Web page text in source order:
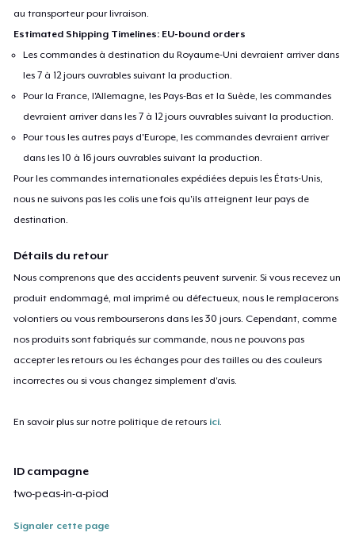
au transporteur pour livraison.
Estimated Shipping Timelines: EU-bound orders
Les commandes à destination du Royaume-Uni devraient arriver dans
les 7 à 12 jours ouvrables suivant la production.
Pour la France, l'Allemagne, les Pays-Bas et la Suède, les commandes
devraient arriver dans les 7 à 12 jours ouvrables suivant la production.
Pour tous les autres pays d'Europe, les commandes devraient arriver
dans les 10 à 16 jours ouvrables suivant la production.
Pour les commandes internationales expédiées depuis les États-Unis,
nous ne suivons pas les colis une fois qu'ils atteignent leur pays de
destination.
Détails du retour
Nous comprenons que des accidents peuvent survenir. Si vous recevez un
produit endommagé, mal imprimé ou défectueux, nous le remplacerons
volontiers ou vous rembourserons dans les 30 jours. Cependant, comme
nos produits sont fabriqués sur commande, nous ne pouvons pas
accepter les retours ou les échanges pour des tailles ou des couleurs
incorrectes ou si vous changez simplement d'avis.
En savoir plus sur notre politique de retours ici.
ID campagne
two-peas-in-a-piod
Signaler cette page